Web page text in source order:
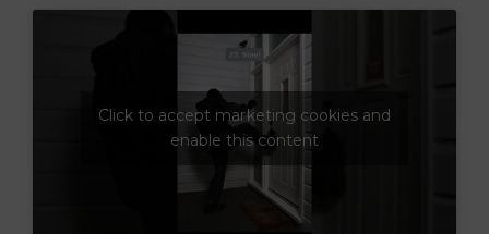
Click to accept marketing cookies and
enable this content